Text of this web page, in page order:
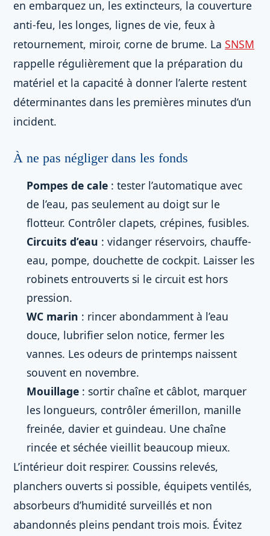
en embarquez un, les extincteurs, la couverture
anti-feu, les longes, lignes de vie, feux à
retournement, miroir, corne de brume. La SNSM
rappelle régulièrement que la préparation du
matériel et la capacité à donner l’alerte restent
déterminantes dans les premières minutes d’un
incident.
À ne pas négliger dans les fonds
Pompes de cale : tester l’automatique avec
de l’eau, pas seulement au doigt sur le
flotteur. Contrôler clapets, crépines, fusibles.
Circuits d’eau : vidanger réservoirs, chauffe-
eau, pompe, douchette de cockpit. Laisser les
robinets entrouverts si le circuit est hors
pression.
WC marin : rincer abondamment à l’eau
douce, lubrifier selon notice, fermer les
vannes. Les odeurs de printemps naissent
souvent en novembre.
Mouillage : sortir chaîne et câblot, marquer
les longueurs, contrôler émerillon, manille
freinée, davier et guindeau. Une chaîne
rincée et séchée vieillit beaucoup mieux.
L’intérieur doit respirer. Coussins relevés,
planchers ouverts si possible, équipets ventilés,
absorbeurs d’humidité surveillés et non
abandonnés pleins pendant trois mois. Évitez